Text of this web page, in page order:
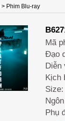
> Phim Blu-ray
Mã
Đạo
Diễn
Kịch
Phụ